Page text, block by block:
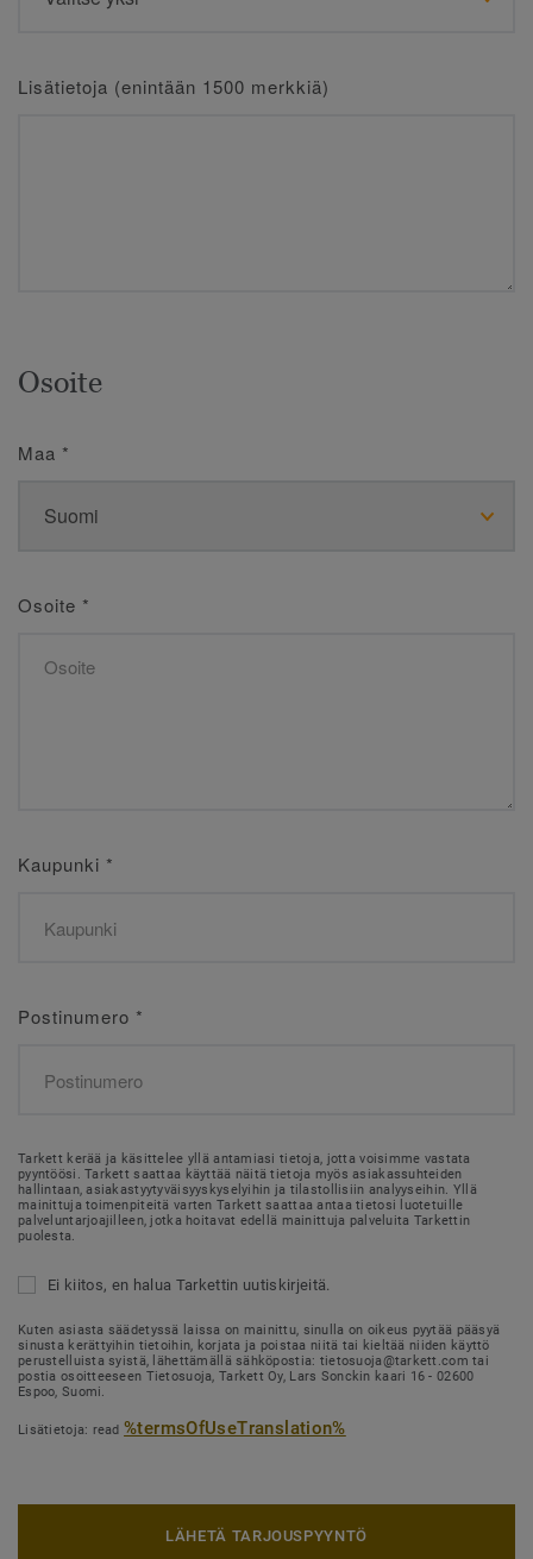
Lisätietoja (enintään 1500 merkkiä)
Osoite
Maa *
Osoite *
Kaupunki *
Postinumero *
Tarkett kerää ja käsittelee yllä antamiasi tietoja, jotta voisimme vastata
pyyntöösi. Tarkett saattaa käyttää näitä tietoja myös asiakassuhteiden
hallintaan, asiakastyytyväisyyskyselyihin ja tilastollisiin analyyseihin. Yllä
mainittuja toimenpiteitä varten Tarkett saattaa antaa tietosi luotetuille
palveluntarjoajilleen, jotka hoitavat edellä mainittuja palveluita Tarkettin
puolesta.
Ei kiitos, en halua Tarkettin uutiskirjeitä.
Kuten asiasta säädetyssä laissa on mainittu, sinulla on oikeus pyytää pääsyä
sinusta kerättyihin tietoihin, korjata ja poistaa niitä tai kieltää niiden käyttö
perustelluista syistä, lähettämällä sähköpostia: tietosuoja@tarkett.com tai
postia osoitteeseen Tietosuoja, Tarkett Oy, Lars Sonckin kaari 16 - 02600
Espoo, Suomi.
Lisätietoja: read%termsOfUseTranslation%
LÄHETÄ TARJOUSPYYNTÖ